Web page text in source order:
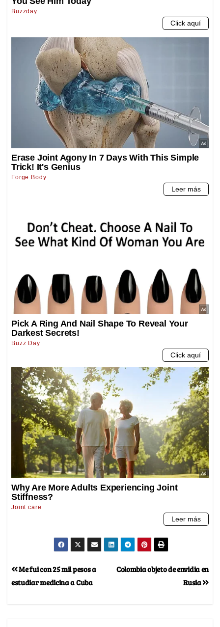
Colombia objeto de envidia en
Rusia
Me fui con 25 mil pesos a
estudiar medicina a Cuba